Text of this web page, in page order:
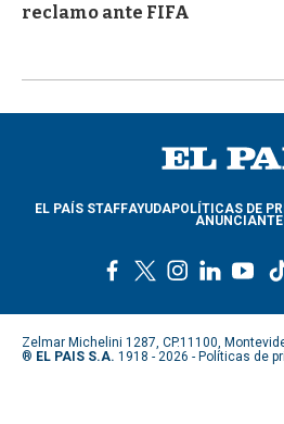
reclamo ante FIFA
EL PAÍS STAFFAYUDAPOLÍTICAS DE
c
e
b
w
i
t
s
t
a
l
n
k
e
y
u
u
Zelmar Michelini 1287, CP.11100,
® EL PAIS S.A. 1918 - 2026 - Políticas de